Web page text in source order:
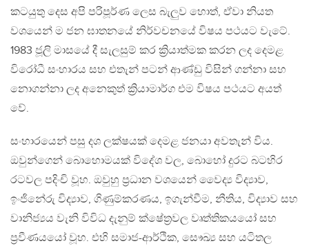
කටයුතු දෙස අපි පරිපූර්ණ ලෙස බැලුව හොත්, ඒවා නියත
වශයෙන් ම ජන ඝාතනයේ නිර්වචනයේ විෂය පථයට වැටේ.
1983 ජූලි මාසයේ දී සැලසුම් කර ක්‍රියාත්මක කරන ලද දෙමළ
විරෝධී සංහාරය සහ එතැන් පටන් ආණ්ඩු විසින් ගන්නා සහ
නොගන්නා ලද අනෙකුත් ක්‍රියාමාර්ග එම විෂය පථයට අයත්
වේ.
සංහාරයෙන් පසු දශ ලක්ෂයක් දෙමළ ජනයා අවතැන් විය.
ඔවුන්ගෙන් බොහොමයක් විදේශ වල, බොහෝ දුරට බටහිර
රටවල පදිංචි වූහ. ඔවුහු ප්‍රධාන වශයෙන් වෛද්‍ය විද්‍යාව,
ඉංජිනේරු විද්‍යාව, ගිණුම්කරණය, ඉගැන්වීම, නීතිය, විද්‍යාව සහ
වානිජ්‍යය වැනි විවිධ දැනුම් ක්ෂේත්‍රවල වෘත්තිකයයෝ සහ
ප්‍රවීණයයෝ වූහ. එහි සමාජ-ආර්ථික, සෞඛ්‍ය සහ යටිතල